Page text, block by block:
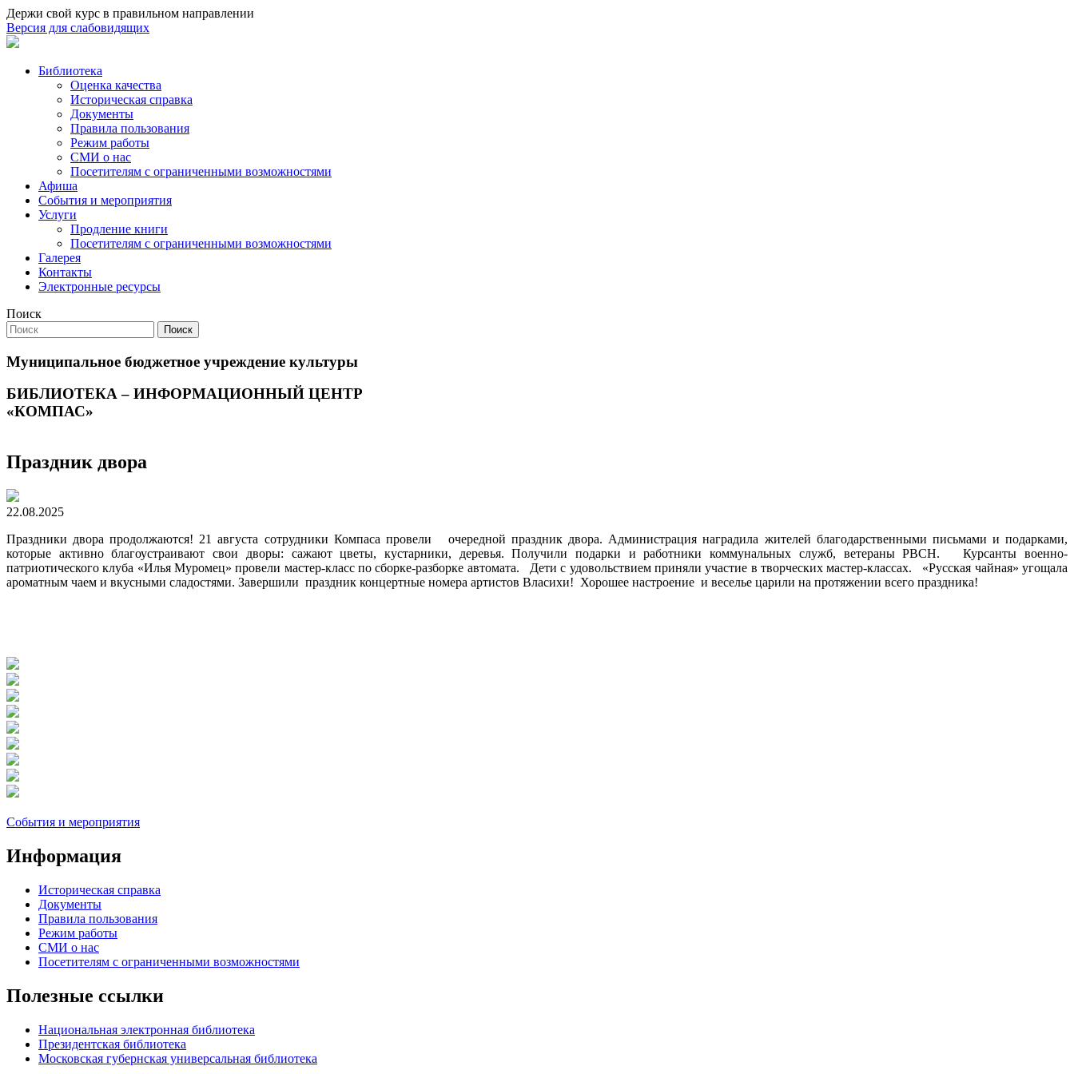
Держи свой курс в правильном направлении
Версия для слабовидящих
Библиотека
Оценка качества
Историческая справка
Документы
Правила пользования
Режим работы
СМИ о нас
Посетителям с ограниченными возможностями
Афиша
События и мероприятия
Услуги
Продление книги
Посетителям с ограниченными возможностями
Галерея
Контакты
Электронные ресурсы
Поиск
Поиск
Муниципальное бюджетное учреждение культуры
БИБЛИОТЕКА – ИНФОРМАЦИОННЫЙ ЦЕНТР
«КОМПАС»
Праздник двора
22.08.2025
Праздники двора продолжаются! 21 августа сотрудники Компаса провели очередной праздник двора. Администрация наградила жителей благодарственными письмами и подарками,
которые активно благоустраивают свои дворы: сажают цветы, кустарники, деревья. Получили подарки и работники коммунальных служб, ветераны РВСН. Курсанты военно-
патриотического клуба «Илья Муромец» провели мастер-класс по сборке-разборке автомата. Дети с удовольствием приняли участие в творческих мастер-классах. «Русская чайная» угощала
ароматным чаем и вкусными сладостями. Завершили праздник концертные номера артистов Власихи! Хорошее настроение и веселье царили на протяжении всего праздника!
События и мероприятия
Информация
Историческая справка
Документы
Правила пользования
Режим работы
СМИ о нас
Посетителям с ограниченными возможностями
Полезные ссылки
Национальная электронная библиотека
Президентская библиотека
Московская губернская универсальная библиотека